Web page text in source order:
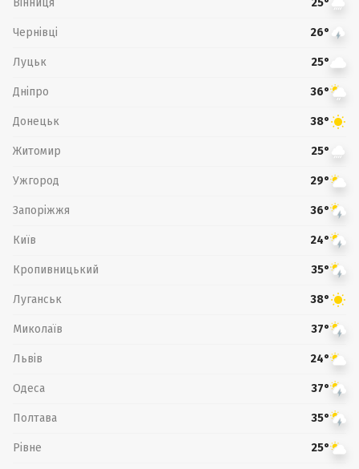
25°
Чернівці 26°
Луцьк 25°
Дніпро 36°
Донецьк 38°
Житомир 25°
Ужгород 29°
Запоріжжя 36°
Київ 24°
Кропивницький 35°
Луганськ 38°
Миколаїв 37°
Львів 24°
Одеса 37°
Полтава 35°
Рівне 25°